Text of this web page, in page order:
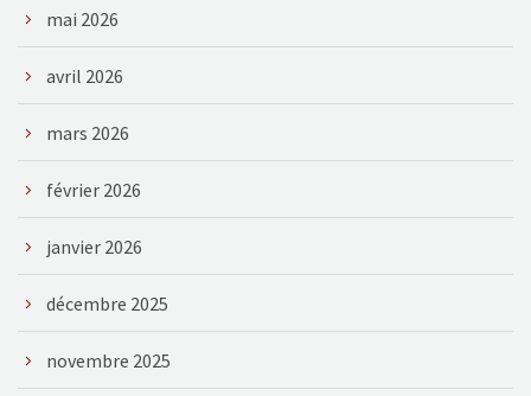
mai 2026
avril 2026
mars 2026
février 2026
janvier 2026
décembre 2025
novembre 2025